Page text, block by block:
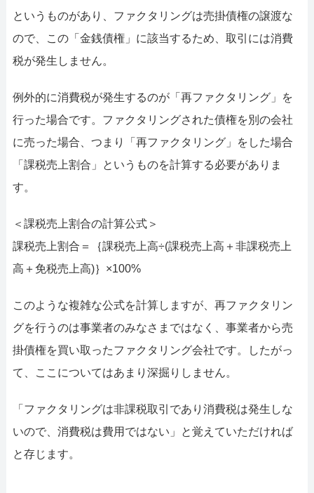
というものがあり、ファクタリングは売掛債権の譲渡な
ので、この「金銭債権」に該当するため、取引には消費
税が発生しません。
例外的に消費税が発生するのが「再ファクタリング」を
行った場合です。ファクタリングされた債権を別の会社
に売った場合、つまり「再ファクタリング」をした場合
「課税売上割合」というものを計算する必要がありま
す。
＜課税売上割合の計算公式＞
課税売上割合＝｛課税売上高÷(課税売上高＋非課税売上
高＋免税売上高)｝×100%
このような複雑な公式を計算しますが、再ファクタリン
グを行うのは事業者のみなさまではなく、事業者から売
掛債権を買い取ったファクタリング会社です。したがっ
て、ここについてはあまり深掘りしません。
「ファクタリングは非課税取引であり消費税は発生しな
いので、消費税は費用ではない」と覚えていただければ
と存じます。